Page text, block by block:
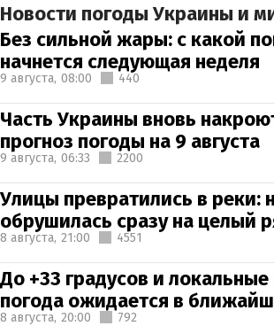
Новости погоды Украины и
Без сильной жары: с какой
начнется следующая неделя
9 августа, 08:00 440
Часть Украины вновь
прогноз погоды на 9 августа
9 августа, 06:33 2200
Улицы превратились в реки:
обрушилась сразу на целый
8 августа, 21:00 4551
До +33 градусов и локальные
погода ожидается в
8 августа, 20:00 792